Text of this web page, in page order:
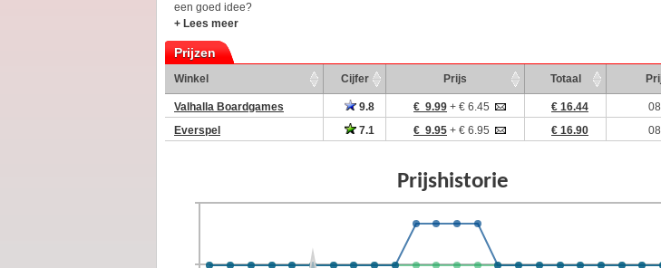
een goed idee?
+ Lees meer
Prijzen
Winkel Cijfer Prijs Totaal
Valhalla Boardgames 9.8 € 9.99 + € 6.45 € 16.44
Everspel
7.1 € 9.95 + € 6.95 € 16.90